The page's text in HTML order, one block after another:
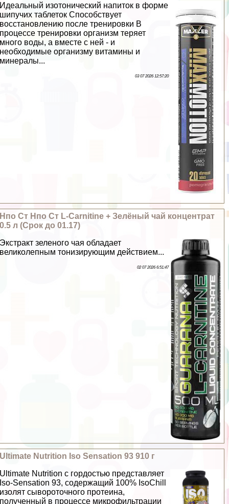
Идеальный изотонический напиток в форме
шипучих таблеток Способствует
восстановлению после тренировки В
процессе тренировки организм теряет
много воды, а вместе с ней - и
необходимые организму витамины и
минералы...
03 07 2026 12:57:20
Нпо Ст Нпо Ст L-Carnitine + Зелёный чай концентрат
0.5 л (Срок до 01.17)
Экстpaкт зеленого чая обладает
великолепным тонизирующим действием...
02 07 2026 6:51:47
Ultimate Nutrition Iso Sensation 93 910 г
Ultimate Nutrition с гордостью представляет
Iso-Sensation 93, содержащий 100% IsoChill
изолят сывороточного протеина,
полученный в процессе микрофильтрации